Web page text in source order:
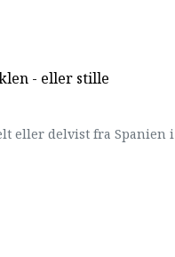
- eller stille
eller delvist fra Spanien i